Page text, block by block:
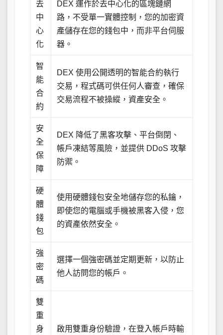
去
中
心
化
DEX 運作於去中心化的區塊鏈網
路，不受單一實體控制，您的加密資
產儲存在您的錢包中，而非平台伺服
器。
智
能
合
約
DEX 使用公開透明的智能合約執行
交易，程式碼可供任何人審查，確保
交易流程不被操縱，資產安全。
安
全
保
障
DEX 降低了黑客攻擊、平台倒閉、
帳戶凍結等風險，並提供 DDoS 攻擊
防禦。
硬
體
錢
包
使用硬體錢包安全地儲存您的私鑰，
即使您的電腦或手機被黑客入侵，您
的資產依然安全。
強
密
碼
選擇一個強密碼並定期更新，以防止
他人訪問您的帳戶。
雙
重
身
啟用雙重身份驗證，在登入帳戶時輸